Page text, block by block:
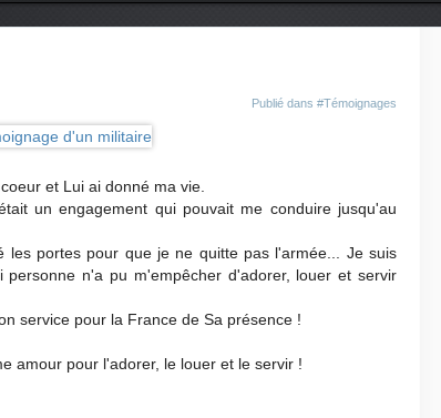
Publié dans #Témoignages
et Lui ai donné ma vie.
un engagement qui pouvait me conduire jusqu'au
portes pour que je ne quitte pas l'armée... Je suis
n'a pu m'empêcher d'adorer, louer et servir
service pour la France de Sa présence !
amour pour l'adorer, le louer et le servir !